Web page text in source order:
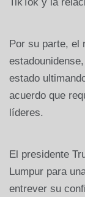
Por su parte, el
estadounidense,
estado
acuerdo que
líderes.
El presidente
Lumpur para
entrever su